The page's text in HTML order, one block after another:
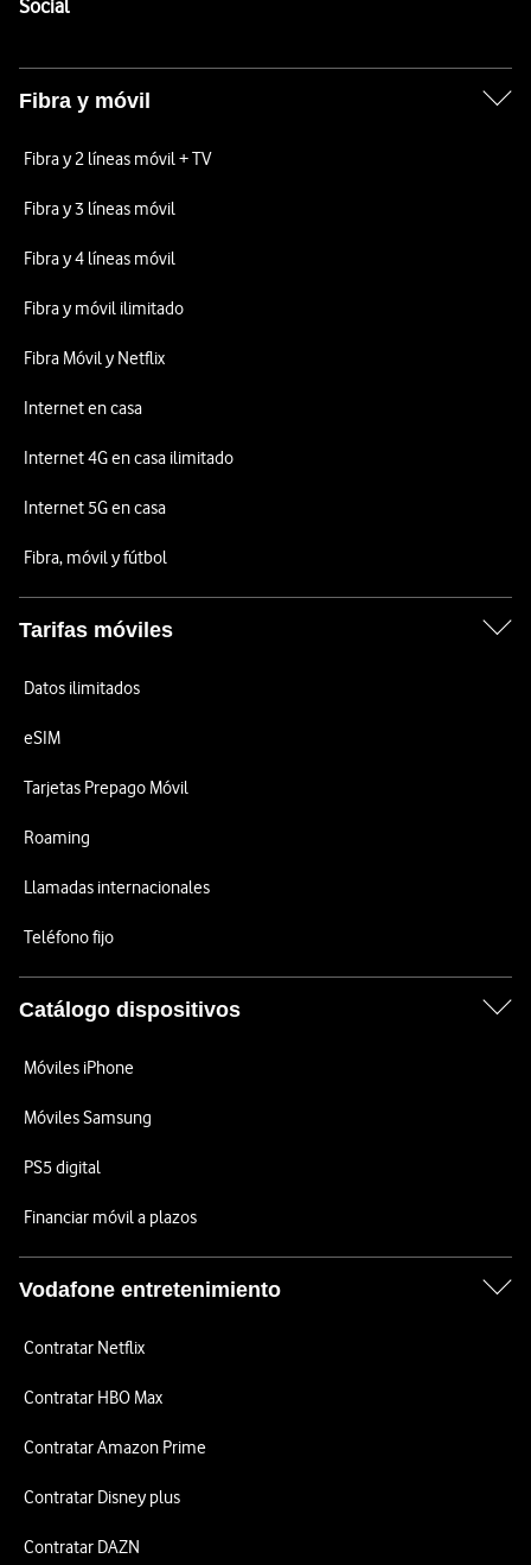
SocialEnlaces a las redes sociales de Vodafone
Fibra y móvil
Fibra y 2 líneas móvil + TV
Fibra y 3 líneas móvil
Fibra y 4 líneas móvil
Fibra y móvil ilimitado
Fibra Móvil y Netflix
Internet en casa
Internet 4G en casa ilimitado
Internet 5G en casa
Fibra, móvil y fútbol
Tarifas móviles
Datos ilimitados
eSIM
Tarjetas Prepago Móvil
Roaming
Llamadas internacionales
Teléfono fijo
Catálogo dispositivos
Móviles iPhone
Móviles Samsung
PS5 digital
Financiar móvil a plazos
Vodafone entretenimiento
Contratar Netflix
Contratar HBO Max
Contratar Amazon Prime
Contratar Disney plus
Contratar DAZN